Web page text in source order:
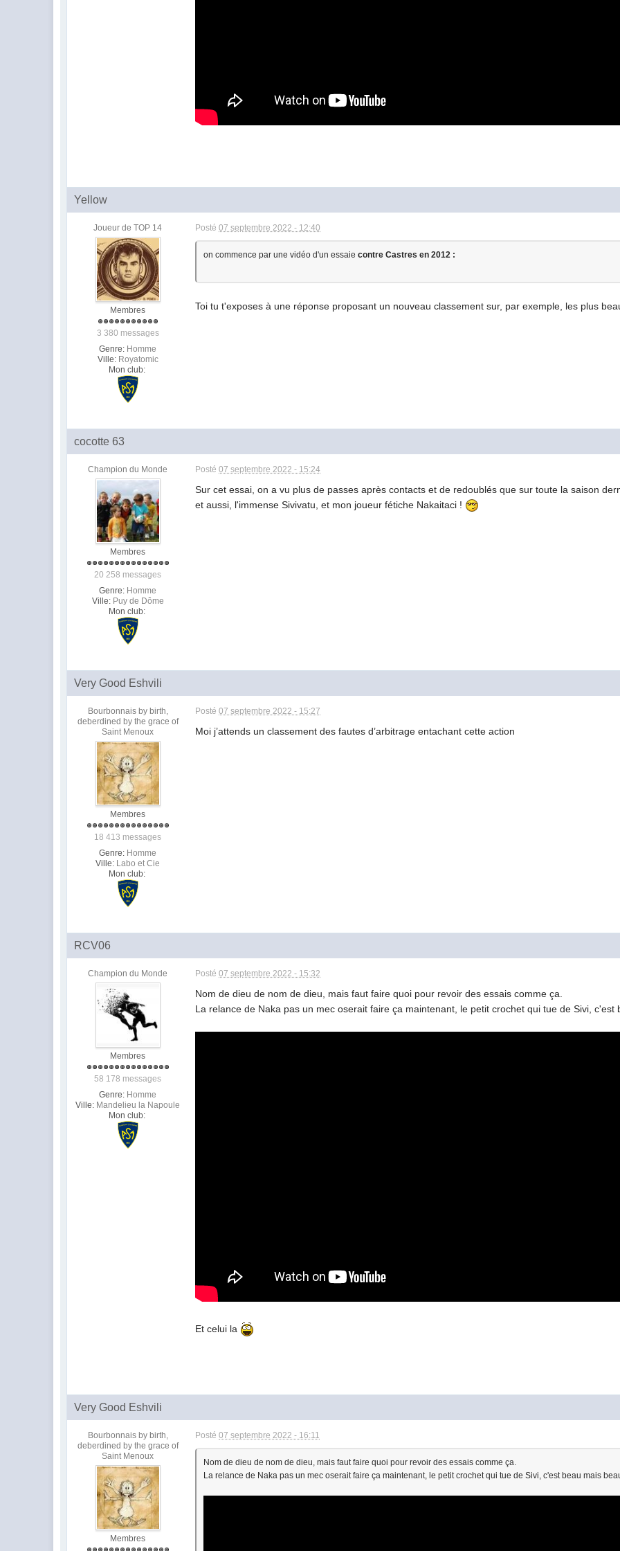
Yellow
Joueur de TOP 14
Membres
3 380 messages
Genre: Homme
Ville: Royatomic
Mon club:
Posté07 septembre 2022 - 12:40
on commence par une vidéo d'un essaiecontre Castres en 2012 :
Toi tu t'exposes à une réponse proposant un nouveau classement sur, par exemple, les plus
cocotte 63
Champion du Monde
Membres
20 258 messages
Genre: Homme
Ville: Puy de Dôme
Mon club:
Posté07 septembre 2022 - 15:24
Sur cet essai, on a vu plus de passes après contacts et de redoublés que sur toute la saison
et aussi, l'immense Sivivatu, et mon joueur fétiche Nakaitaci !
Very Good Eshvili
Bourbonnais by birth,
deberdined by the grace of
Saint Menoux
Membres
18 413 messages
Genre: Homme
Ville: Labo et Cie
Mon club:
Posté07 septembre 2022 - 15:27
Moi j’attends un classement des fautes d’arbitrage entachant cette action
RCV06
Champion du Monde
Membres
58 178 messages
Genre: Homme
Ville: Mandelieu la Napoule
Mon club:
Posté07 septembre 2022 - 15:32
Nom de dieu de nom de dieu, mais faut faire quoi pour revoir des essais comme ça.
La relance de Naka pas un mec oserait faire ça maintenant, le petit crochet qui tue de Sivi, c'est
Et celui la
Very Good Eshvili
Bourbonnais by birth,
deberdined by the grace of
Saint Menoux
Membres
Posté07 septembre 2022 - 16:11
Nom de dieu de nom de dieu, mais faut faire quoi pour revoir des essais comme ça.
La relance de Naka pas un mec oserait faire ça maintenant, le petit crochet qui tue de Sivi, c'est beau mais